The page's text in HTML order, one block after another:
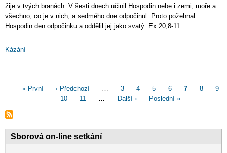
žije v tvých branách. V šesti dnech učinil Hospodin nebe i zemi, moře a
všechno, co je v nich, a sedmého dne odpočinul. Proto požehnal
Hospodin den odpočinku a oddělil jej jako svatý. Ex 20,8-11
Kázání
Pagination
First
« První
Předchozí
stránka
‹ Předchozí Page
3 Page
4 Page
5 Page
6
Aktuální
7 Page
8
9
Page
10 Page
11
Následující
Další ›
Poslední
Poslední »
Sborová on-line setkání